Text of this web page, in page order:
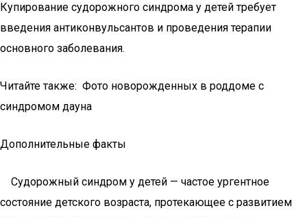
Купирование судорожного синдрома у детей требует
введения антиконвульсантов и проведения терапии
основного заболевания.
Читайте также: Фото новорожденных в роддоме с
синдромом дауна
Дополнительные факты
Судорожный синдром у детей — частое ургентное
состояние детского возраста, протекающее с развитием